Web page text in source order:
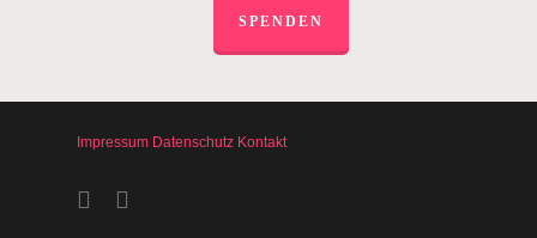
SPENDEN
Impressum Datenschutz Kontakt
facebookinstagram